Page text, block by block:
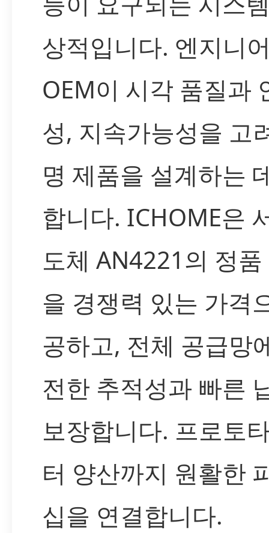
상적입니다. 엔지니
OEM이 시각 품질과
성, 지속가능성을 고
명 제품을 설계하는
합니다. ICHOME은
도체 AN4221의 정
을 경쟁력 있는 가격
공하고, 전체 공급망
전한 추적성과 빠른
보장합니다. 프로토
터 양산까지 원활한
십을 연결합니다.